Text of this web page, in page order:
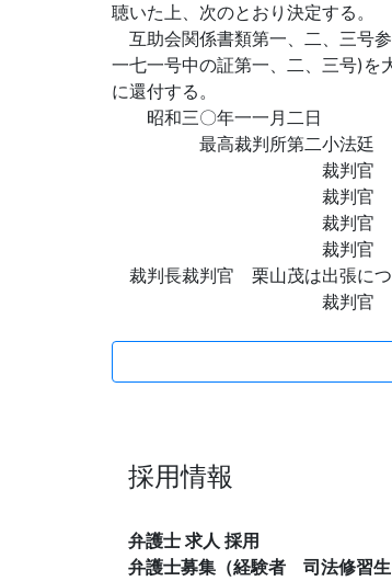
聴いた上、次のとおり決定する。
互助会関係書類第一、二、三号
一七一号中の証第一、二、三号)を
に還付する。
昭和三〇年一一月二日
最高裁判所第二小法廷
裁判官
裁判官
裁判官 谷
裁判官
裁判長裁判官 栗山茂は出張につ
裁判官
採用情報
弁護士 求人 採用
弁護士募集（経験者 司法修習生